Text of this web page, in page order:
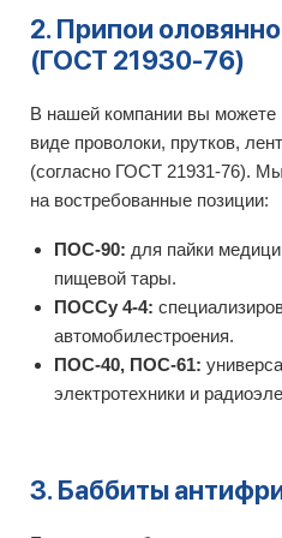
2. Припои
(ГОСТ 21930-76)
В нашей компании вы можете
виде проволоки, прутков,
(согласно ГОСТ 21931-76).
на востребованные позиции:
ПОС-90: для пайки
пищевой тары.
ПОССу 4-4:
автомобилестроения.
ПОС-40, ПОС-61:
электротехники и
3. Баббиты